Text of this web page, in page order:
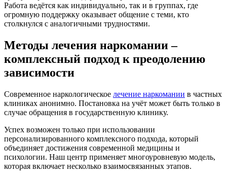
Работа ведётся как индивидуально, так и в группах, где
огромную поддержку оказывает общение с теми, кто
столкнулся с аналогичными трудностями.
Методы лечения наркомании –
комплексный подход к преодолению
зависимости
Современное наркологическое лечение наркомании в частных
клиниках анонимно. Постановка на учёт может быть только в
случае обращения в государственную клинику.
Успех возможен только при использовании
персонализированного комплексного подхода, который
объединяет достижения современной медицины и
психологии. Наш центр применяет многоуровневую модель,
которая включает несколько взаимосвязанных этапов.